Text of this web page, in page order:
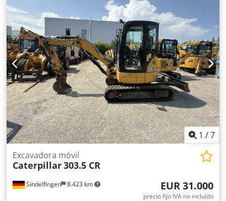
desplazamiento aprox. 5,3 km/h Profundidad de
excavación hasta 7,24 m Alcance aprox. 10,8 m Capacidad
de la cuchara aprox. 1,7 m³ Longitud de transporte aprox.
10,4 m Altura de transporte aprox. 3,4 m Ancho (con
cadenas de 800 mm) aprox. 3,2 m
1 /7
Sindelfingen 8.423 km
Excavadora móvil
Caterpillar303.5 CR
EUR 31.000
precio fijo IVA no incluído